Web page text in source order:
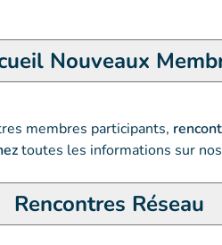
Nouveaux
membres participants,
toutes les informations sur
Rencontres Réseau